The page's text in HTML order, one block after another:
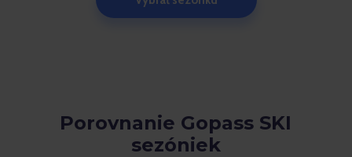
Porovnanie Gopass SKI
sezóniek